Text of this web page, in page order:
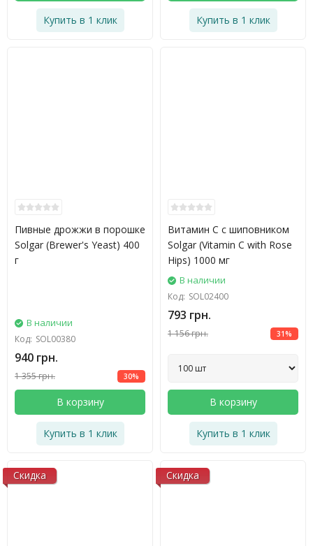
Купить в 1 клик Купить в 1 клик
Пивные дрожжи в порошке
Solgar (Brewer's Yeast) 400
г
В наличии
Код: SOL00380
940 грн.
1 355 грн. 30%
В корзину
Купить в 1 клик
Витамин С с шиповником
Solgar (Vitamin C with Rose
Hips) 1000 мг
В наличии
Код: SOL02400
793 грн.
1 156 грн. 31%
В корзину
Купить в 1 клик
Скидка Скидка